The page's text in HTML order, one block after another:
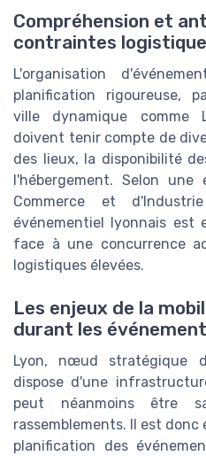
Compréhension et
contraintes
L'organisation
planification rigoureuse,
ville dynamique comme
doivent tenir compte de
des lieux, la disponibilité
l'hébergement. Selon
Commerce et
événementiel lyonnais est
face à une concurrence
logistiques élevées.
Les enjeux de la
durant les
Lyon, nœud stratégique
dispose d'une
peut néanmoins être
rassemblements. Il est
planification des